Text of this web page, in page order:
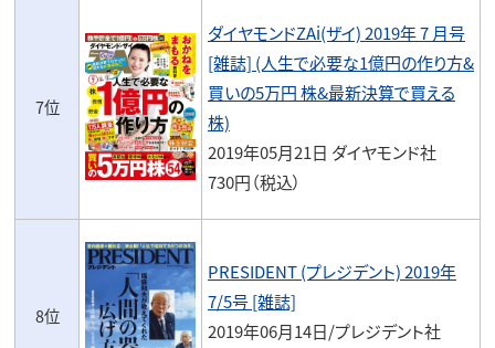
7位
ダイヤモンドZAi(ザイ) 2019年 7 月号
[雑誌] (人生で必要な1億円の作り方&
買いの5万円 株&最新決算で買える
株)
2019年05月21日 ダイヤモンド社
730円（税込）
8位
PRESIDENT (プレジデント) 2019年
7/5号 [雑誌]
2019年06月14日/プレジデント社